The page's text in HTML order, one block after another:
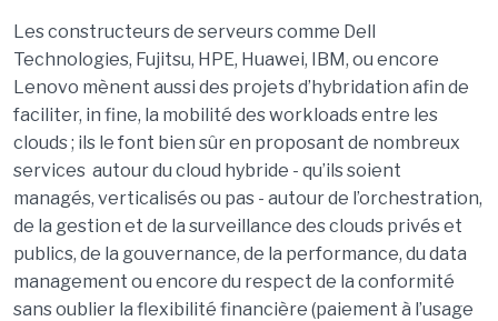
Les constructeurs de serveurs comme Dell
Technologies, Fujitsu, HPE, Huawei, IBM, ou encore
Lenovo mènent aussi des projets d’hybridation afin de
faciliter, in fine, la mobilité des workloads entre les
clouds ; ils le font bien sûr en proposant de nombreux
services autour du cloud hybride - qu’ils soient
managés, verticalisés ou pas - autour de l’orchestration,
de la gestion et de la surveillance des clouds privés et
publics, de la gouvernance, de la performance, du data
management ou encore du respect de la conformité
sans oublier la flexibilité financière (paiement à l’usage